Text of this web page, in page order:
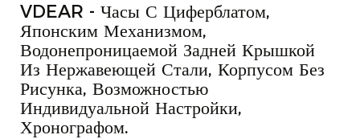
VDEAR - Часы С Циферблатом,
Японским Механизмом,
Водонепроницаемой Задней Крышкой
Из Нержавеющей Стали, Корпусом Без
Рисунка, Возможностью
Индивидуальной Настройки,
Хронографом.